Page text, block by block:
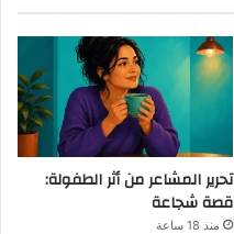
تحرير المشاعر من أثر الطفولة:
قصة شجاعة
منذ 18 ساعة